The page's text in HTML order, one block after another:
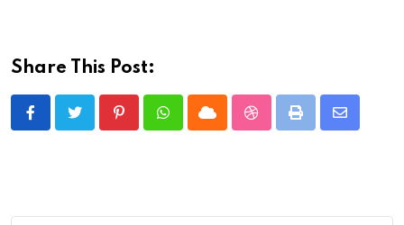
Share This Post:
PinterestWhatsappCloud StumbleUpon
Print
Share